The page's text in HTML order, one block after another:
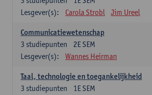
Lesgever(s):
Carola Strobl Jim Ureel
Communicatiewetenschap
2E SEM
3 studiepunten
Lesgever(s):
Wannes Heirman
Taal, technologie en toegankelijkheid
1E SEM
3 studiepunten